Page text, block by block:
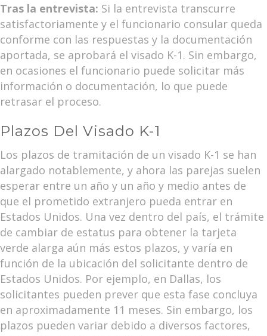
Tras la entrevista: Si la entrevista transcurre
satisfactoriamente y el funcionario consular queda
conforme con las respuestas y la documentación
aportada, se aprobará el visado K-1. Sin embargo,
en ocasiones el funcionario puede solicitar más
información o documentación, lo que puede
retrasar el proceso.
Plazos Del Visado K-1
Los plazos de tramitación de un visado K-1 se han
alargado notablemente, y ahora las parejas suelen
esperar entre un año y un año y medio antes de
que el prometido extranjero pueda entrar en
Estados Unidos. Una vez dentro del país, el trámite
de cambiar de estatus para obtener la tarjeta
verde alarga aún más estos plazos, y varía en
función de la ubicación del solicitante dentro de
Estados Unidos. Por ejemplo, en Dallas, los
solicitantes pueden prever que esta fase concluya
en aproximadamente 11 meses. Sin embargo, los
plazos pueden variar debido a diversos factores,